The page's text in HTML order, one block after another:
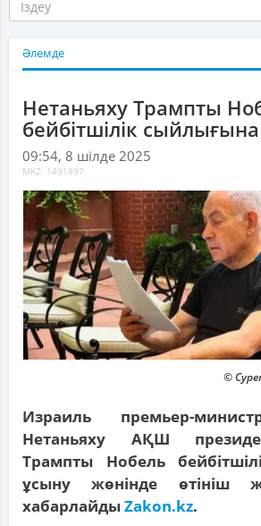
Әлемде
Нетаньяху Трампты
бейбітшілік
09:54, 8 шілде 2025
MKZ: 1491897
©
Израиль премьер-
Нетаньяху АҚШ
Трампты Нобель
ұсыну жөнінде өтініш
хабарлайдыZakon.kz.